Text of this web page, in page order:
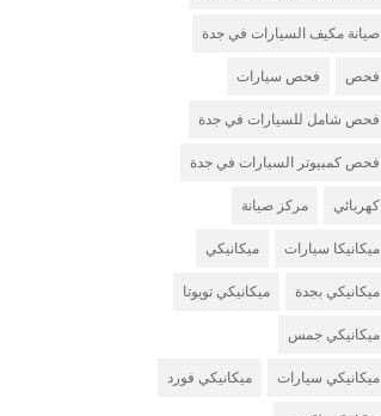
صيانة مكيف السيارات في جدة
فحص فحص سيارات
فحص شامل للسيارات في جدة
فحص كمبيوتر السيارات في جدة
كهربائي مركز صيانة
ميكانيكا سيارات ميكانيكي
ميكانيكي بجدة ميكانيكي تويوتا
ميكانيكي جمس
ميكانيكي سيارات ميكانيكي فورد